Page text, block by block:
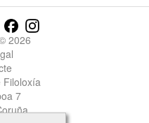
2026
Filoloxía
7